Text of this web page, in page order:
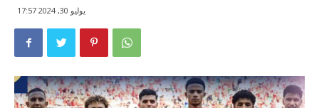
يوليو 30, 2024 17:57